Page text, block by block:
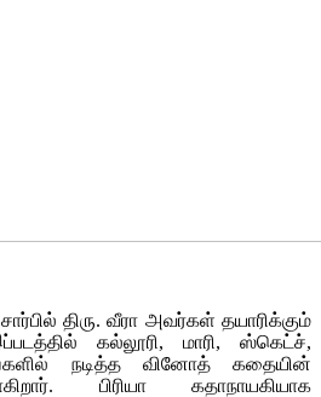
திரு. வீரா அவர்கள் தயாரிக்கும்
கல்லூரி, மாரி, ஸ்கெட்ச்,
நடித்த வினோத் கதையின்
பிரியா கதாநாயகியாக